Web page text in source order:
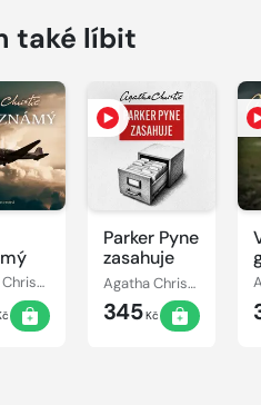
také líbit
Agatha Christie
Parker Pyne
zasahuje
Agatha Christie
345Kč